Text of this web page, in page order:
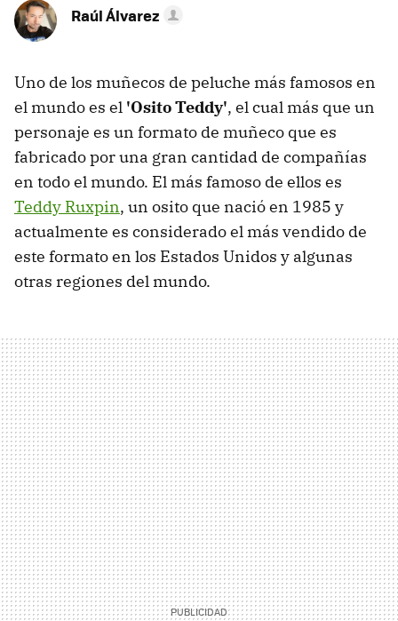
Raúl Álvarez
Uno de los muñecos de peluche más famosos en
el mundo es el 'Osito Teddy', el cual más que un
personaje es un formato de muñeco que es
fabricado por una gran cantidad de compañías
en todo el mundo. El más famoso de ellos es
Teddy Ruxpin, un osito que nació en 1985 y
actualmente es considerado el más vendido de
este formato en los Estados Unidos y algunas
otras regiones del mundo.